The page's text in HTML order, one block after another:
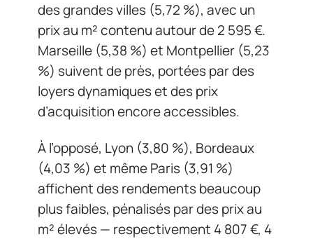
des grandes villes (5,72 %), avec un
prix au m² contenu autour de 2 595 €.
Marseille (5,38 %) et Montpellier (5,23
%) suivent de près, portées par des
loyers dynamiques et des prix
d’acquisition encore accessibles.
À l’opposé, Lyon (3,80 %), Bordeaux
(4,03 %) et même Paris (3,91 %)
affichent des rendements beaucoup
plus faibles, pénalisés par des prix au
m² élevés — respectivement 4 807 €, 4